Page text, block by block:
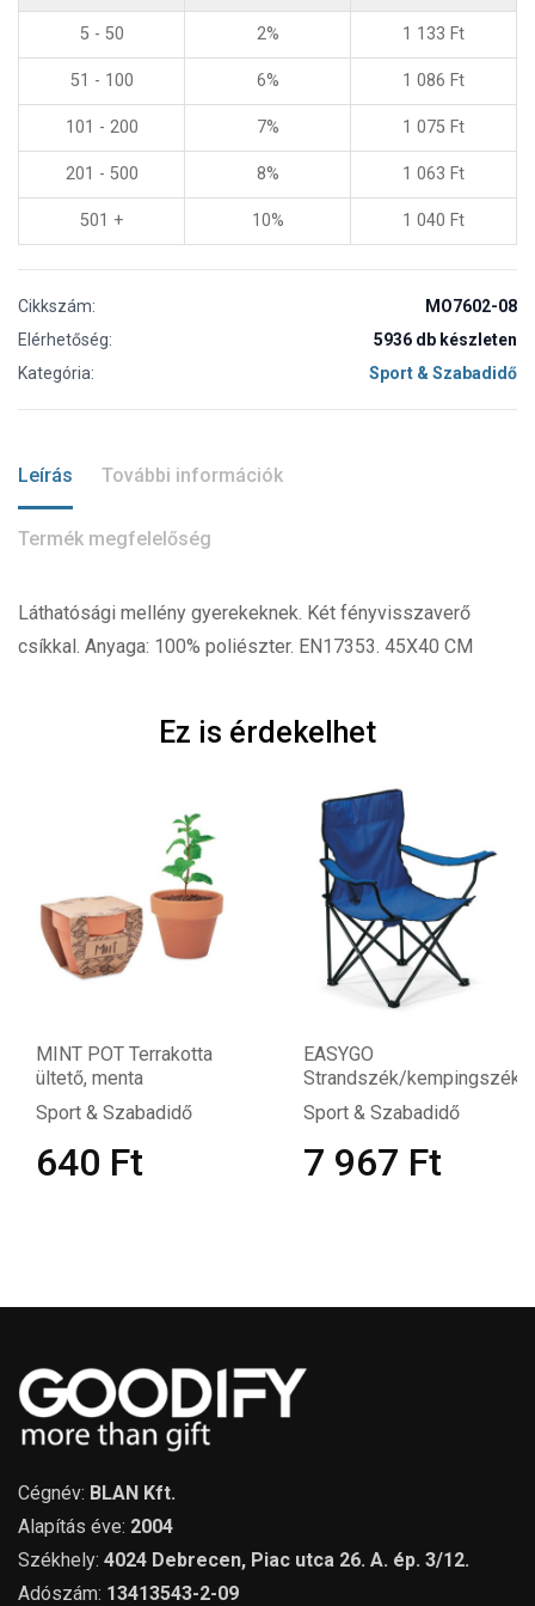
5 - 50 2% 1 133 Ft
51 - 100 6% 1 086 Ft
101 - 200 7% 1 075 Ft
201 - 500 8% 1 063 Ft
501 + 10% 1 040 Ft
Cikkszám:
MO7602-08
Elérhetőség:
5936 db készleten
Kategória:
Sport & Szabadidő
Leírás További információk
Termék megfelelőség
Láthatósági mellény gyerekeknek. Két fényvisszaverő
csíkkal. Anyaga: 100% poliészter. EN17353. 45X40 CM
Ez is érdekelhet
Terrakotta
EASYGO
Strandszék/kempingszék
Sport & Szabadidő
Ft
Cégnév: BLAN Kft.
Alapítás éve: 2004
Székhely: 4024 Debrecen, Piac utca 26. A. ép. 3/12.
Adószám: 13413543-2-09